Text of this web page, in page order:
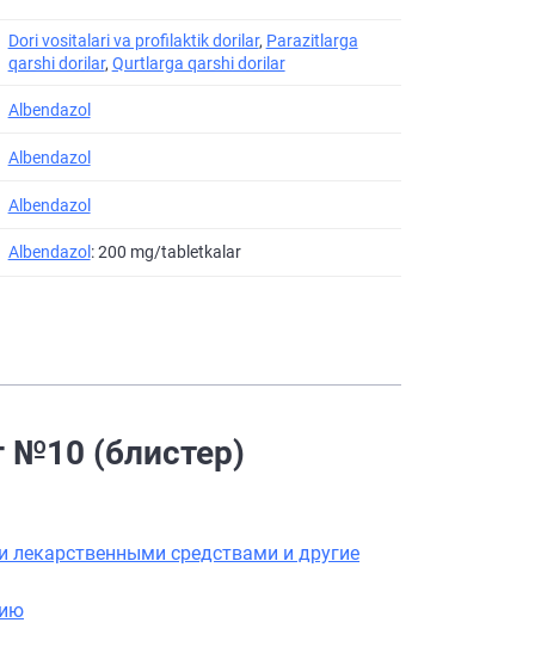
Dori vositalari va profilaktik dorilar, Parazitlarga
qarshi dorilar, Qurtlarga qarshi dorilar
Albendazol
Albendazol
Albendazol
Albendazol : 200 mg/tabletkalar
№10 (блистер)
лекарственными средствами и другие